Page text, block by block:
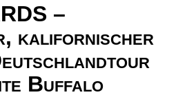
–
kalifornischer
Buffalo